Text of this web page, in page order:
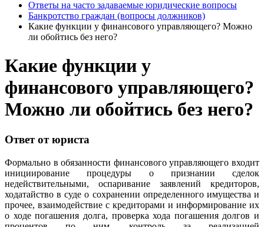
Ответы на часто задаваемые юридические вопросы
Банкротство граждан (вопросы должников)
Какие функции у финансового управляющего? Можно
ли обойтись без него?
Какие функции у
финансового управляющего?
Можно ли обойтись без него?
Ответ от юриста
Формально в обязанности финансового управляющего входит
инициирование процедуры о признании сделок
недействительными, оспаривание заявлений кредиторов,
ходатайство в суде о сохранении определенного имущества и
прочее, взаимодействие с кредиторами и информирование их
о ходе погашения долга, проверка хода погашения долгов и